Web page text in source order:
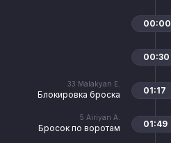
00:00
00:30
33 Malakyan E.
Блокировка броска 01:17
5 Airiyan A.
Бросок по воротам 01:49